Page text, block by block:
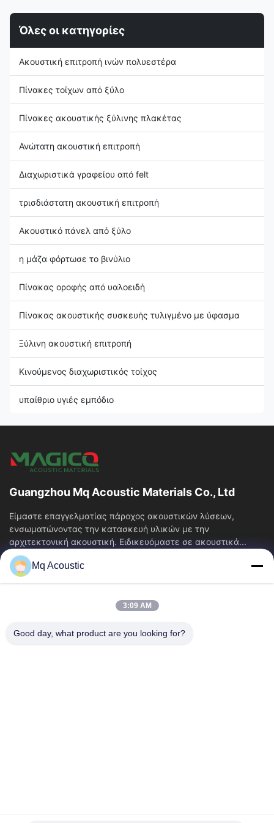
Όλες οι κατηγορίες
Ακουστική επιτροπή ινών πολυεστέρα
Πίνακες τοίχων από ξύλο
Πίνακες ακουστικής ξύλινης πλακέτας
Ανώτατη ακουστική επιτροπή
Διαχωριστικά γραφείου από felt
τρισδιάστατη ακουστική επιτροπή
Ακουστικό πάνελ από ξύλο
η μάζα φόρτωσε το βινύλιο
Πίνακας οροφής από υαλοειδή
Πίνακας ακουστικής συσκευής τυλιγμένο με ύφασμα
Ξύλινη ακουστική επιτροπή
Κινούμενος διαχωριστικός τοίχος
υπαίθριο υγιές εμπόδιο
Guangzhou Mq Acoustic Materials Co., Ltd
Είμαστε επαγγελματίας πάροχος ακουστικών λύσεων,
ενσωματώνοντας την κατασκευή υλικών με την
αρχιτεκτονική ακουστική. Ειδικευόμαστε σε ακουστικά...
Γρήγορες Συνδέσεις
Σπίτι
Σχετικά Με Εμάς
Επικοινωνήστε Μαζί Μας
Ζητήστε Μια Προσφορά
Mq Acoustic
3:09 AM
Good day, what product are you looking for?